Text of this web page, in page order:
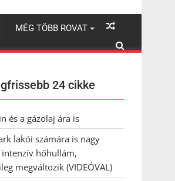
MÉG TÖBB ROVAT
24 cikke
és a gázolaj ára is
lakói számára is nagy
hőhullám,
megváltozik (VIDEÓVAL)